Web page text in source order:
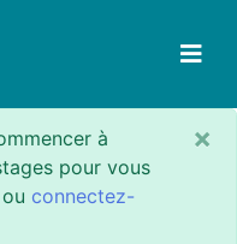
à
pour vous
ou connectez-
×